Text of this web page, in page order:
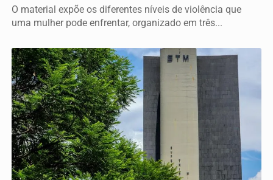
O material expõe os diferentes níveis de violência que
uma mulher pode enfrentar, organizado em três...